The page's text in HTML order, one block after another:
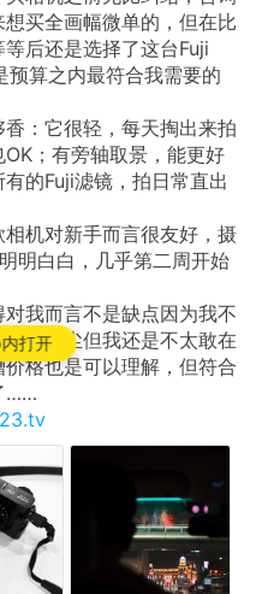
打开
买全画幅微单的，但在比
后还是选择了这台Fuji
算之内最符合我需要的
：它很轻，每天掏出来拍
；有旁轴取景，能更好
的Fuji滤镜，拍日常直出
机对新手而言很友好，摄
明白白，几乎第二周开始
我而言不是缺点因为我不
水防尘但我还是不太敢在
格也是可以理解，但符合
……